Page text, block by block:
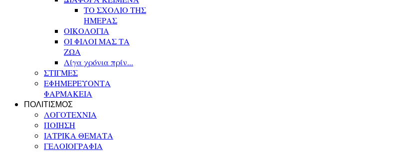
ΤΟ ΣΧΟΛΙΟ ΤΗΣ
ΗΜΕΡΑΣ
ΟΙΚΟΛΟΓΙΑ
ΟΙ ΦΙΛΟΙ ΜΑΣ ΤΑ
ΖΩΑ
Λίγα χρόνια πρίν...
ΣΤΙΓΜΕΣ
ΕΦΗΜΕΡΕΥΟΝΤΑ
ΦΑΡΜΑΚΕΙΑ
ΠΟΛΙΤΙΣΜΟΣ
ΛΟΓΟΤΕΧΝΙΑ
ΠΟΙΗΣΗ
ΙΑΤΡΙΚΑ ΘΕΜΑΤΑ
ΓΕΛΟΙΟΓΡΑΦΙΑ